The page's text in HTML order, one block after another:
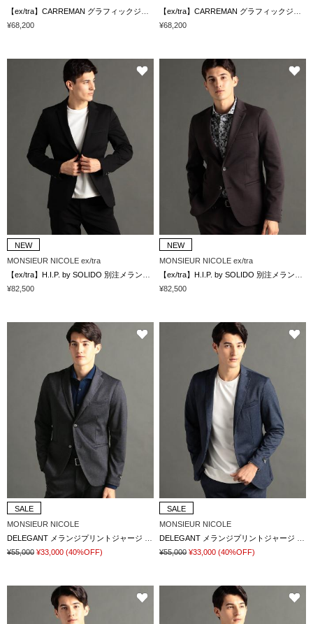
¥68,200
¥68,200
NEW
MONSIEUR NICOLE ex/tra
¥82,500
NEW
MONSIEUR NICOLE ex/tra
¥82,500
SALE
MONSIEUR NICOLE
¥55,000 ¥33,000 (40%OFF)
SALE
MONSIEUR NICOLE
¥55,000 ¥33,000 (40%OFF)